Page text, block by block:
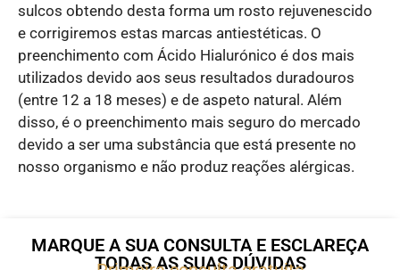
sulcos obtendo desta forma um rosto rejuvenescido
e corrigiremos estas marcas antiestéticas. O
preenchimento com Ácido Hialurónico é dos mais
utilizados devido aos seus resultados duradouros
(entre 12 a 18 meses) e de aspeto natural. Além
disso, é o preenchimento mais seguro do mercado
devido a ser uma substância que está presente no
nosso organismo e não produz reações alérgicas.
MARQUE A SUA CONSULTA E ESCLAREÇA
TODAS AS SUAS DÚVIDAS